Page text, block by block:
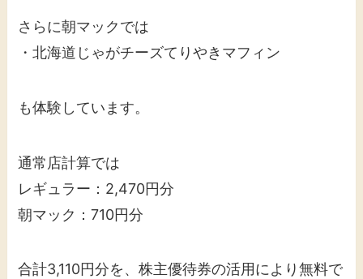
さらに朝マックでは
・北海道じゃがチーズてりやきマフィン
も体験しています。
通常店計算では
レギュラー：2,470円分
朝マック：710円分
合計3,110円分を、株主優待券の活用により無料で